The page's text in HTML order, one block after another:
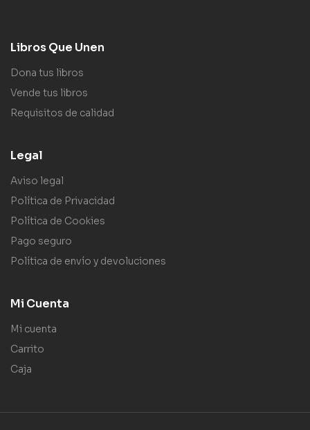
Libros Que Unen
Dona tus libros
Vende tus libros
Requisitos de calidad
Legal
Aviso legal
Política de Privacidad
Política de Cookies
Pago seguro
Política de envío y devoluciones
Mi Cuenta
Mi cuenta
Carrito
Caja